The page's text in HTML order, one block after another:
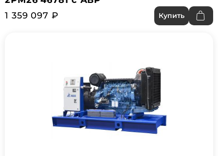
1 359 097 ₽
Купить